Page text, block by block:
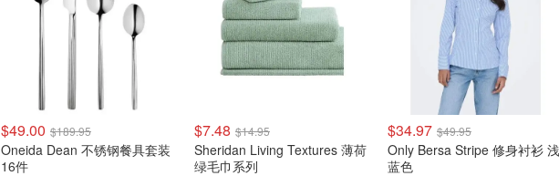
$49.00 $189.95
Oneida Dean 不锈钢餐具套装
16件
$7.48 $14.95
Sheridan Living Textures 薄荷
绿毛巾系列
$34.97 $49.95
Only Bersa Stripe 修身衬衫 浅
蓝色